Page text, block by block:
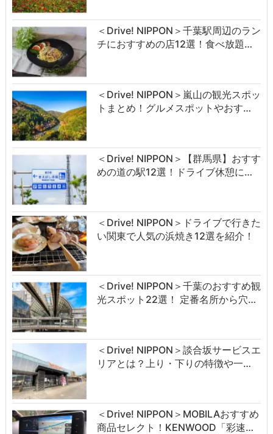
＜Drive! NIPPON＞千葉駅周辺のラン
チにおすすめの店12選！食べ放題…
＜Drive! NIPPON＞嵐山の観光スポッ
トまとめ！グルメスポットやおす…
＜Drive! NIPPON＞【群馬県】おすす
めの道の駅12選！ドライブ休憩に…
＜Drive! NIPPON＞ドライブで行きた
い関東で人気の浜焼き12選を紹介！
＜Drive! NIPPON＞千葉のおすすめ観
光スポット22選！ 定番名所から穴…
＜Drive! NIPPON＞談合坂サービスエ
リアとは？上り・下りの特徴や一…
＜Drive! NIPPON＞MOBILAおすすめ
商品セレクト！KENWOOD「彩速…